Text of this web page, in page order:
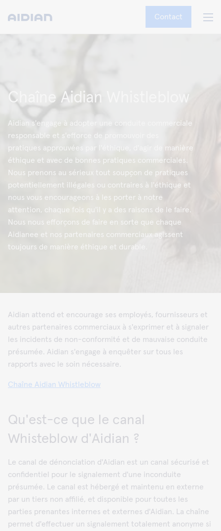
Contact
Chaîne Aidian Whistleblow
Aidian s'engage à adopter une conduite commerciale
responsable et s'efforce de promouvoir des
pratiques approuvées par l'éthique, d'agir de manière
éthique et avec de bonnes pratiques commerciales.
Nous prenons au sérieux tout soupçon de pratiques
potentiellement illégales ou contraires à l'éthique et
nous vous encourageons à les porter à notre
attention, chaque fois qu'il y a des raisons de le faire.
Nous nous efforçons de faire en sorte que chaque
Aidianee et nos partenaires commerciaux agissent
toujours de manière éthique et durable.
Aidian attend et encourage ses employés, fournisseurs et
autres partenaires commerciaux à s'exprimer et à signaler
les incidents de non-conformité et de mauvaise conduite
présumée. Aidian s'engage à enquêter sur tous les
rapports avec le soin nécessaire.
Chaîne Aidian Whistleblow
Qu'est-ce que le canal
Whisteblow d'Aidian ?
Le canal de dénonciation d'Aidian est un canal sécurisé et
confidentiel pour le signalement d'une inconduite
présumée. Le canal est hébergé et maintenu en externe
par un tiers non affilié, et disponible pour toutes les
parties prenantes internes et externes d'Aidian. La chaîne
permet d'effectuer un signalement totalement anonyme si